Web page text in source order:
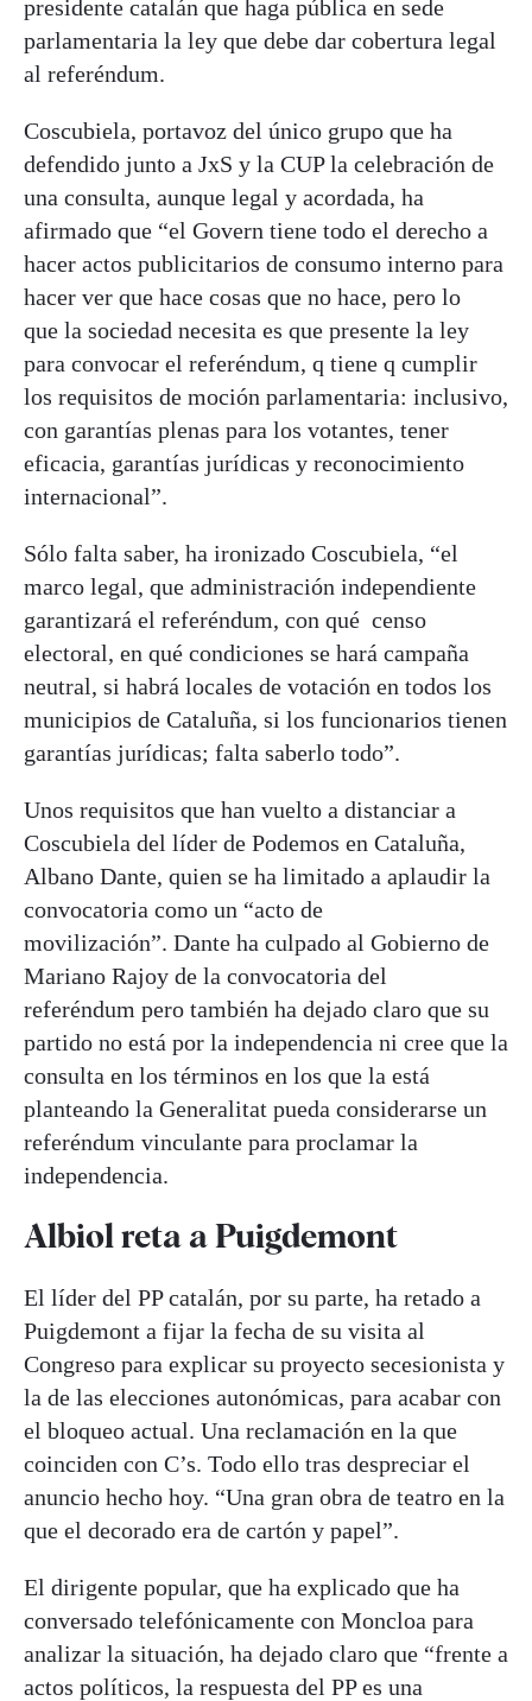
presidente catalán que haga pública en sede
parlamentaria la ley que debe dar cobertura legal
al referéndum.
Coscubiela, portavoz del único grupo que ha
defendido junto a JxS y la CUP la celebración de
una consulta, aunque legal y acordada, ha
afirmado que “el Govern tiene todo el derecho a
hacer actos publicitarios de consumo interno para
hacer ver que hace cosas que no hace, pero lo
que la sociedad necesita es que presente la ley
para convocar el referéndum, q tiene q cumplir
los requisitos de moción parlamentaria: inclusivo,
con garantías plenas para los votantes, tener
eficacia, garantías jurídicas y reconocimiento
internacional”.
Sólo falta saber, ha ironizado Coscubiela, “el
marco legal, que administración independiente
garantizará el referéndum, con qué censo
electoral, en qué condiciones se hará campaña
neutral, si habrá locales de votación en todos los
municipios de Cataluña, si los funcionarios tienen
garantías jurídicas; falta saberlo todo”.
Unos requisitos que han vuelto a distanciar a
Coscubiela del líder de Podemos en Cataluña,
Albano Dante, quien se ha limitado a aplaudir la
convocatoria como un “acto de
movilización”. Dante ha culpado al Gobierno de
Mariano Rajoy de la convocatoria del
referéndum pero también ha dejado claro que su
partido no está por la independencia ni cree que la
consulta en los términos en los que la está
planteando la Generalitat pueda considerarse un
referéndum vinculante para proclamar la
independencia.
Albiol reta a Puigdemont
El líder del PP catalán, por su parte, ha retado a
Puigdemont a fijar la fecha de su visita al
Congreso para explicar su proyecto secesionista y
la de las elecciones autonómicas, para acabar con
el bloqueo actual. Una reclamación en la que
coinciden con C’s. Todo ello tras despreciar el
anuncio hecho hoy. “Una gran obra de teatro en la
que el decorado era de cartón y papel”.
El dirigente popular, que ha explicado que ha
conversado telefónicamente con Moncloa para
analizar la situación, ha dejado claro que “frente a
actos políticos, la respuesta del PP es una